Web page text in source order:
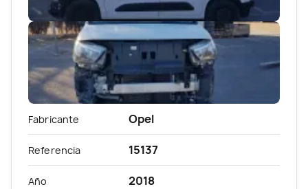
Fabricante Opel
Referencia 15137
Año 2018